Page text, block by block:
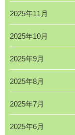
2025年11月
2025年10月
2025年9月
2025年8月
2025年7月
2025年6月